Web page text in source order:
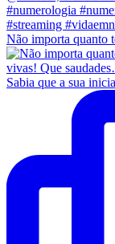
Não importa quanto
Sabia que a sua